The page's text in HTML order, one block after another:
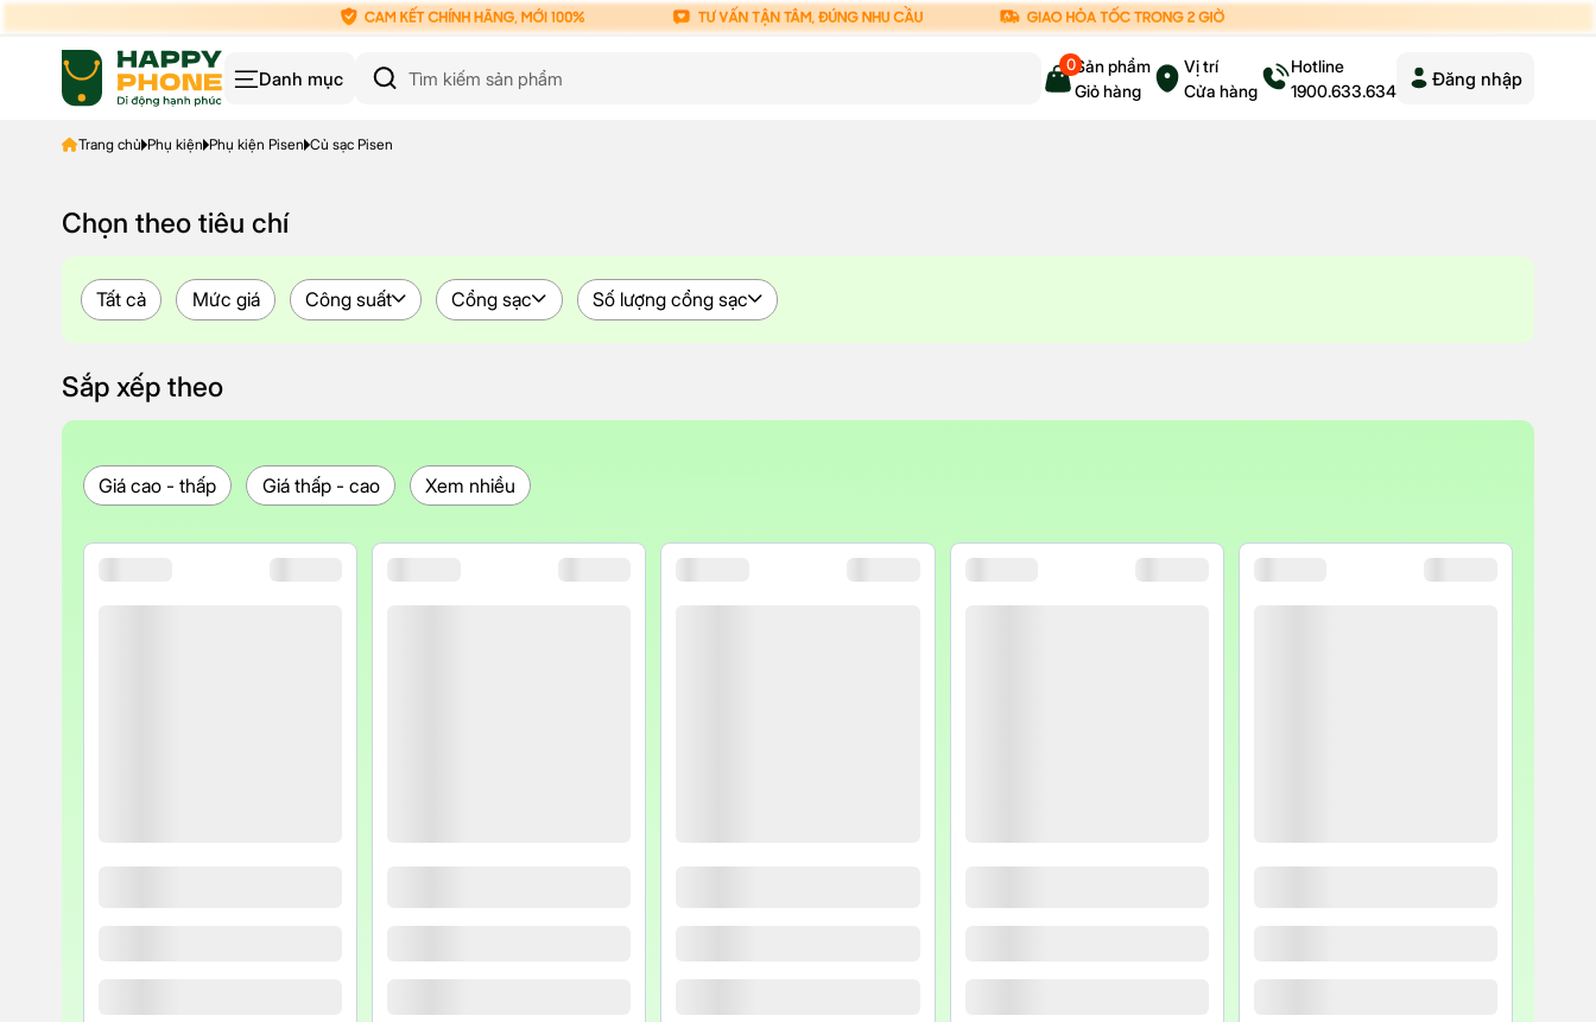
Danh mục
0Sản phẩm
Giỏ hàng
Vị trí
Cửa hàng
Hotline
1900.633.634
Đăng nhập
Trang chủ Phụ kiện Phụ kiện Pisen Củ sạc Pisen
Chọn theo tiêu chí
Tất cả Mức giá Công suất Cổng sạc Số lượng cổng sạc
Sắp xếp theo
Giá cao - thấp Giá thấp - cao Xem nhiều